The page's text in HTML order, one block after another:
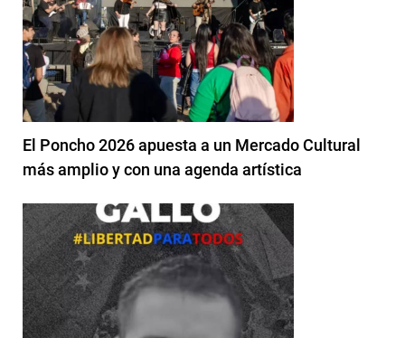
El Poncho 2026 apuesta a un Mercado Cultural
más amplio y con una agenda artística